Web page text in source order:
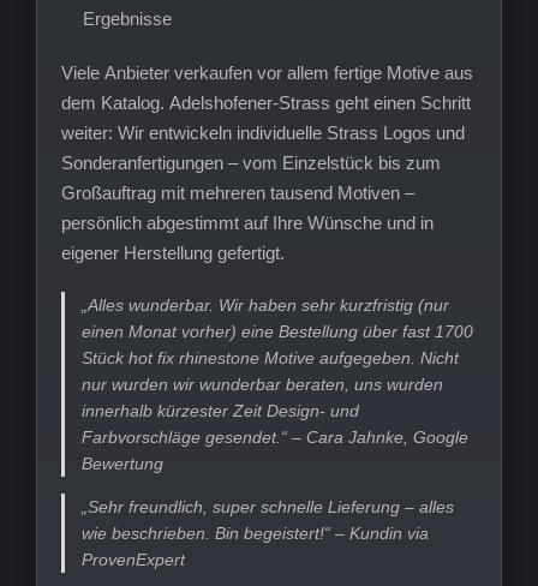
Ergebnisse
Viele Anbieter verkaufen vor allem fertige Motive aus
dem Katalog. Adelshofener-Strass geht einen Schritt
weiter: Wir entwickeln individuelle Strass Logos und
Sonderanfertigungen – vom Einzelstück bis zum
Großauftrag mit mehreren tausend Motiven –
persönlich abgestimmt auf Ihre Wünsche und in
eigener Herstellung gefertigt.
„Alles wunderbar. Wir haben sehr kurzfristig (nur
einen Monat vorher) eine Bestellung über fast 1700
Stück hot fix rhinestone Motive aufgegeben. Nicht
nur wurden wir wunderbar beraten, uns wurden
innerhalb kürzester Zeit Design- und
Farbvorschläge gesendet.“ – Cara Jahnke, Google
Bewertung
„Sehr freundlich, super schnelle Lieferung – alles
wie beschrieben. Bin begeistert!“ – Kundin via
ProvenExpert